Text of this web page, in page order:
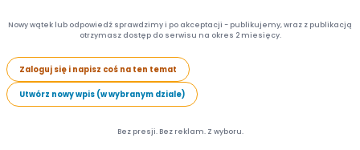
Nowy wątek lub odpowiedź sprawdzimy i po akceptacji - publikujemy, wraz z publikacją
otrzymasz dostęp do serwisu na okres 2 miesięcy.
Zaloguj się i napisz coś na ten temat
Utwórz nowy wpis (w wybranym dziale)
Bez presji. Bez reklam. Z wyboru.